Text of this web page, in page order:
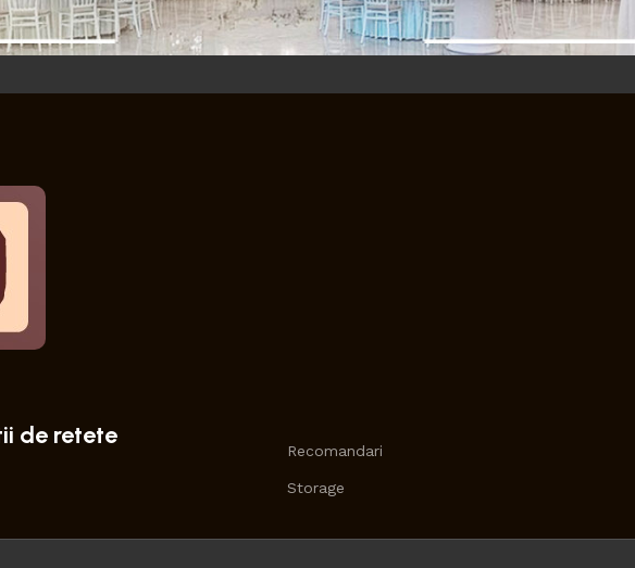
de retete
Recomandari
Storage